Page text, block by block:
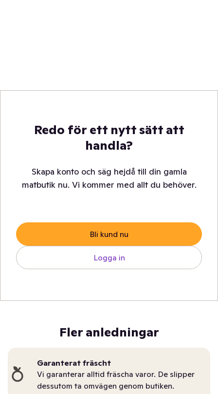
Redo för ett nytt sätt att
handla?
Skapa konto och säg hejdå till din gamla
matbutik nu. Vi kommer med allt du behöver.
Bli kund nu
Logga in
Fler anledningar
Garanterat fräscht
Vi garanterar alltid fräscha varor. De slipper
dessutom ta omvägen genom butiken.